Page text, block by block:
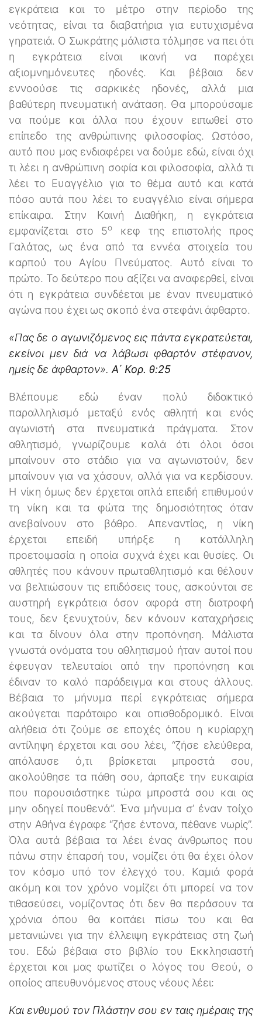
εγκράτεια και το μέτρο στην περίοδο της
νεότητας, είναι τα διαβατήρια για ευτυχισμένα
γηρατειά. Ο Σωκράτης μάλιστα τόλμησε να πει ότι
η εγκράτεια είναι ικανή να παρέχει
αξιομνημόνευτες ηδονές. Και βέβαια δεν
εννοούσε τις σαρκικές ηδονές, αλλά μια
βαθύτερη πνευματική ανάταση. Θα μπορούσαμε
να πούμε και άλλα που έχουν ειπωθεί στο
επίπεδο της ανθρώπινης φιλοσοφίας. Ωστόσο,
αυτό που μας ενδιαφέρει να δούμε εδώ, είναι όχι
τι λέει η ανθρώπινη σοφία και φιλοσοφία, αλλά τι
λέει το Eυαγγέλιο για το θέμα αυτό και κατά
πόσο αυτά που λέει το ευαγγέλιο είναι σήμερα
επίκαιρα. Στην Καινή Διαθήκη, η εγκράτεια
εμφανίζεται στο 5ο
κεφ της επιστολής προς
Γαλάτας, ως ένα από τα εννέα στοιχεία του
καρπού του Αγίου Πνεύματος. Αυτό είναι το
πρώτο. Το δεύτερο που αξίζει να αναφερθεί, είναι
ότι η εγκράτεια συνδέεται με έναν πνευματικό
αγώνα που έχει ως σκοπό ένα στεφάνι άφθαρτο.
«Πας δε ο αγωνιζόμενος εις πάντα εγκρατεύεται,
εκείνοι μεν διά να λάβωσι φθαρτόν στέφανον,
ημείς δε άφθαρτον». Α΄ Κορ. θ:25
Βλέπουμε εδώ έναν πολύ διδακτικό
παραλληλισμό μεταξύ ενός αθλητή και ενός
αγωνιστή στα πνευματικά πράγματα. Στον
αθλητισμό, γνωρίζουμε καλά ότι όλοι όσοι
μπαίνουν στο στάδιο για να αγωνιστούν, δεν
μπαίνουν για να χάσουν, αλλά για να κερδίσουν.
Η νίκη όμως δεν έρχεται απλά επειδή επιθυμούν
τη νίκη και τα φώτα της δημοσιότητας όταν
ανεβαίνουν στο βάθρο. Απεναντίας, η νίκη
έρχεται επειδή υπήρξε η κατάλληλη
προετοιμασία η οποία συχνά έχει και θυσίες. Οι
αθλητές που κάνουν πρωταθλητισμό και θέλουν
να βελτιώσουν τις επιδόσεις τους, ασκούνται σε
αυστηρή εγκράτεια όσον αφορά στη διατροφή
τους, δεν ξενυχτούν, δεν κάνουν καταχρήσεις
και τα δίνουν όλα στην προπόνηση. Μάλιστα
γνωστά ονόματα του αθλητισμού ήταν αυτοί που
έφευγαν τελευταίοι από την προπόνηση και
έδιναν το καλό παράδειγμα και στους άλλους.
Βέβαια το μήνυμα περί εγκράτειας σήμερα
ακούγεται παράταιρο και οπισθοδρομικό. Είναι
αλήθεια ότι ζούμε σε εποχές όπου η κυρίαρχη
αντίληψη έρχεται και σου λέει, ‘‘ζήσε ελεύθερα,
απόλαυσε ό,τι βρίσκεται μπροστά σου,
ακολούθησε τα πάθη σου, άρπαξε την ευκαιρία
που παρουσιάστηκε τώρα μπροστά σου και ας
μην οδηγεί πουθενά’’. Ένα μήνυμα σ’ έναν τοίχο
στην Αθήνα έγραφε ‘‘ζήσε έντονα, πέθανε νωρίς’’.
Όλα αυτά βέβαια τα λέει ένας άνθρωπος που
πάνω στην έπαρσή του, νομίζει ότι θα έχει όλον
τον κόσμο υπό τον έλεγχό του. Καμιά φορά
ακόμη και τον χρόνο νομίζει ότι μπορεί να τον
τιθασεύσει, νομίζοντας ότι δεν θα περάσουν τα
χρόνια όπου θα κοιτάει πίσω του και θα
μετανιώνει για την έλλειψη εγκράτειας στη ζωή
του. Εδώ βέβαια στο βιβλίο του Εκκλησιαστή
έρχεται και μας φωτίζει ο λόγος του Θεού, ο
οποίος απευθυνόμενος στους νέους λέει:
Και ενθυμού τον Πλάστην σου εν ταις ημέραις της